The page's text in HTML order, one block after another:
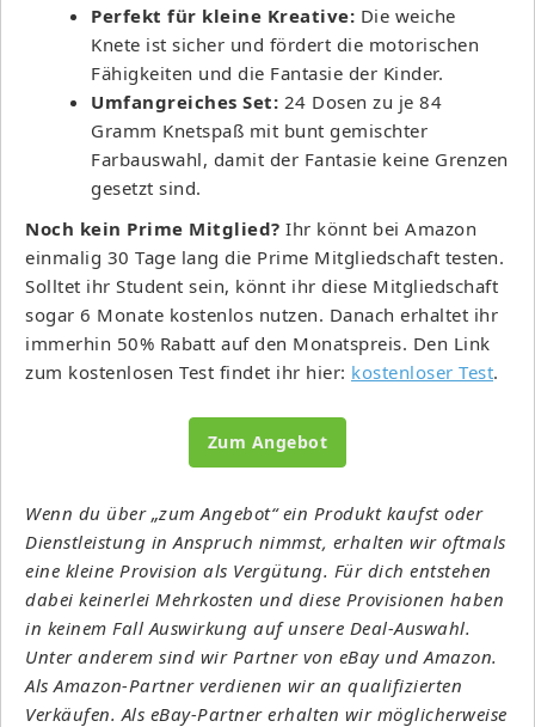
Perfekt für kleine Kreative: Die weiche
Knete ist sicher und fördert die motorischen
Fähigkeiten und die Fantasie der Kinder.
Umfangreiches Set: 24 Dosen zu je 84
Gramm Knetspaß mit bunt gemischter
Farbauswahl, damit der Fantasie keine Grenzen
gesetzt sind.
Noch kein Prime Mitglied? Ihr könnt bei Amazon
einmalig 30 Tage lang die Prime Mitgliedschaft testen.
Solltet ihr Student sein, könnt ihr diese Mitgliedschaft
sogar 6 Monate kostenlos nutzen. Danach erhaltet ihr
immerhin 50% Rabatt auf den Monatspreis. Den Link
zum kostenlosen Test findet ihr hier: kostenloser Test.
Zum Angebot
Wenn du über „zum Angebot“ ein Produkt kaufst oder
Dienstleistung in Anspruch nimmst, erhalten wir oftmals
eine kleine Provision als Vergütung. Für dich entstehen
dabei keinerlei Mehrkosten und diese Provisionen haben
in keinem Fall Auswirkung auf unsere Deal-Auswahl.
Unter anderem sind wir Partner von eBay und Amazon.
Als Amazon-Partner verdienen wir an qualifizierten
Verkäufen. Als eBay-Partner erhalten wir möglicherweise